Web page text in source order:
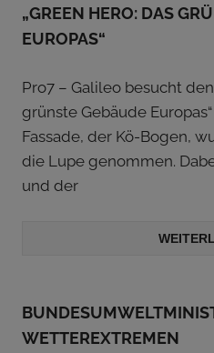
„GREEN HERO: DAS
EUROPAS“
Pro7 – Galileo besucht
grünste Gebäude
Fassade, der Kö-Bogen,
die Lupe genommen.
und der
WETTEREXTREMEN